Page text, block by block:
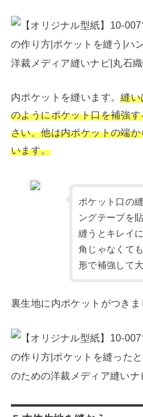
内ポケットを縫います。縫い
のようにポケット口を補強
さい。他は内ポケットの端
います。
ポケット口の
ングテープを
縫うとキレイ
角じゃなくて
形で補強して
裏生地に内ポケットがつきま